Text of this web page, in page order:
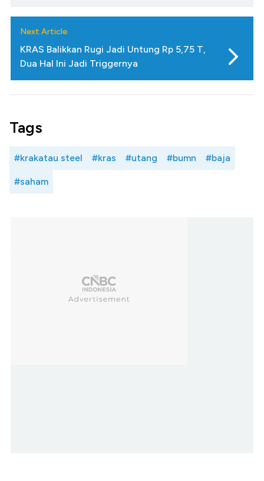
Next Article
KRAS Balikkan Rugi Jadi Untung Rp 5,75 T,
Dua Hal Ini Jadi Triggernya
Tags
#krakatau steel #kras #utang #bumn #baja
#saham